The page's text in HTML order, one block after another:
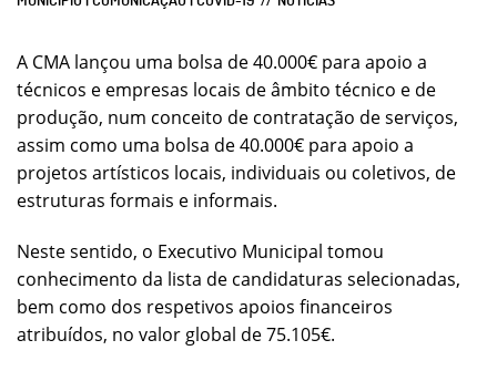
A CMA lançou uma bolsa de 40.000€ para apoio a
técnicos e empresas locais de âmbito técnico e de
produção, num conceito de contratação de serviços,
assim como uma bolsa de 40.000€ para apoio a
projetos artísticos locais, individuais ou coletivos, de
estruturas formais e informais.
Neste sentido, o Executivo Municipal tomou
conhecimento da lista de candidaturas selecionadas,
bem como dos respetivos apoios financeiros
atribuídos, no valor global de 75.105€.